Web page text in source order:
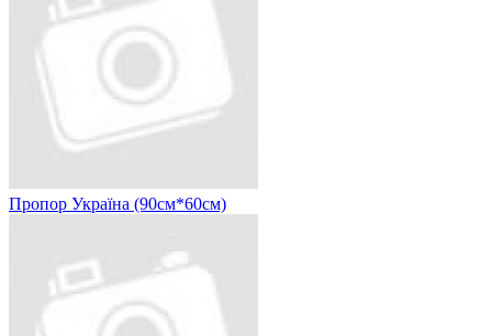
Пропор Україна (90см*60см)